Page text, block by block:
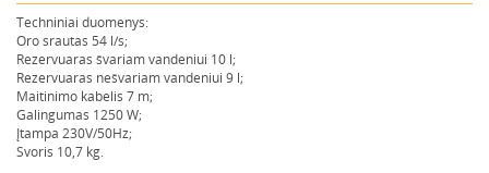
Montavimo instrumentai
Pneumatika
Pastoliai, bokšteliai, stelažai, tvoros, statramščiai,
perdangos
Plytelių, blokelių, polistirolo pjovimo įrankiai
Techniniai duomenys:
Oro srautas 54 l/s;
Rezervuaras švariam vandeniui 10 l;
Rezervuaras nešvariam vandeniui 9 l;
Maitinimo kabelis 7 m;
Galingumas 1250 W;
Įtampa 230V/50Hz;
Svoris 10,7 kg.